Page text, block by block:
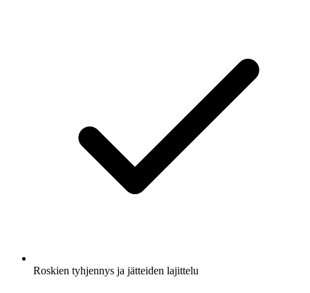
Roskien tyhjennys ja jätteiden lajittelu